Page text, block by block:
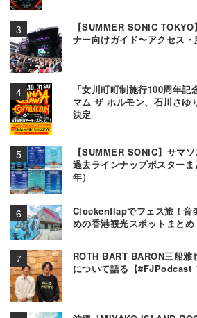
【SUMMER SONIC
ナー向けガイド〜アクセス
「女川町町制施行100周年
マム ザ ホルモン、石川さゆ
決定
【SUMMER SONIC】サマ
過去ラインナップポスター
年）
Clockenflapでフェス旅！音
めの香港観光スポットまとめ
ROTH BART BARON三船雅
について語る【#FJPodcast